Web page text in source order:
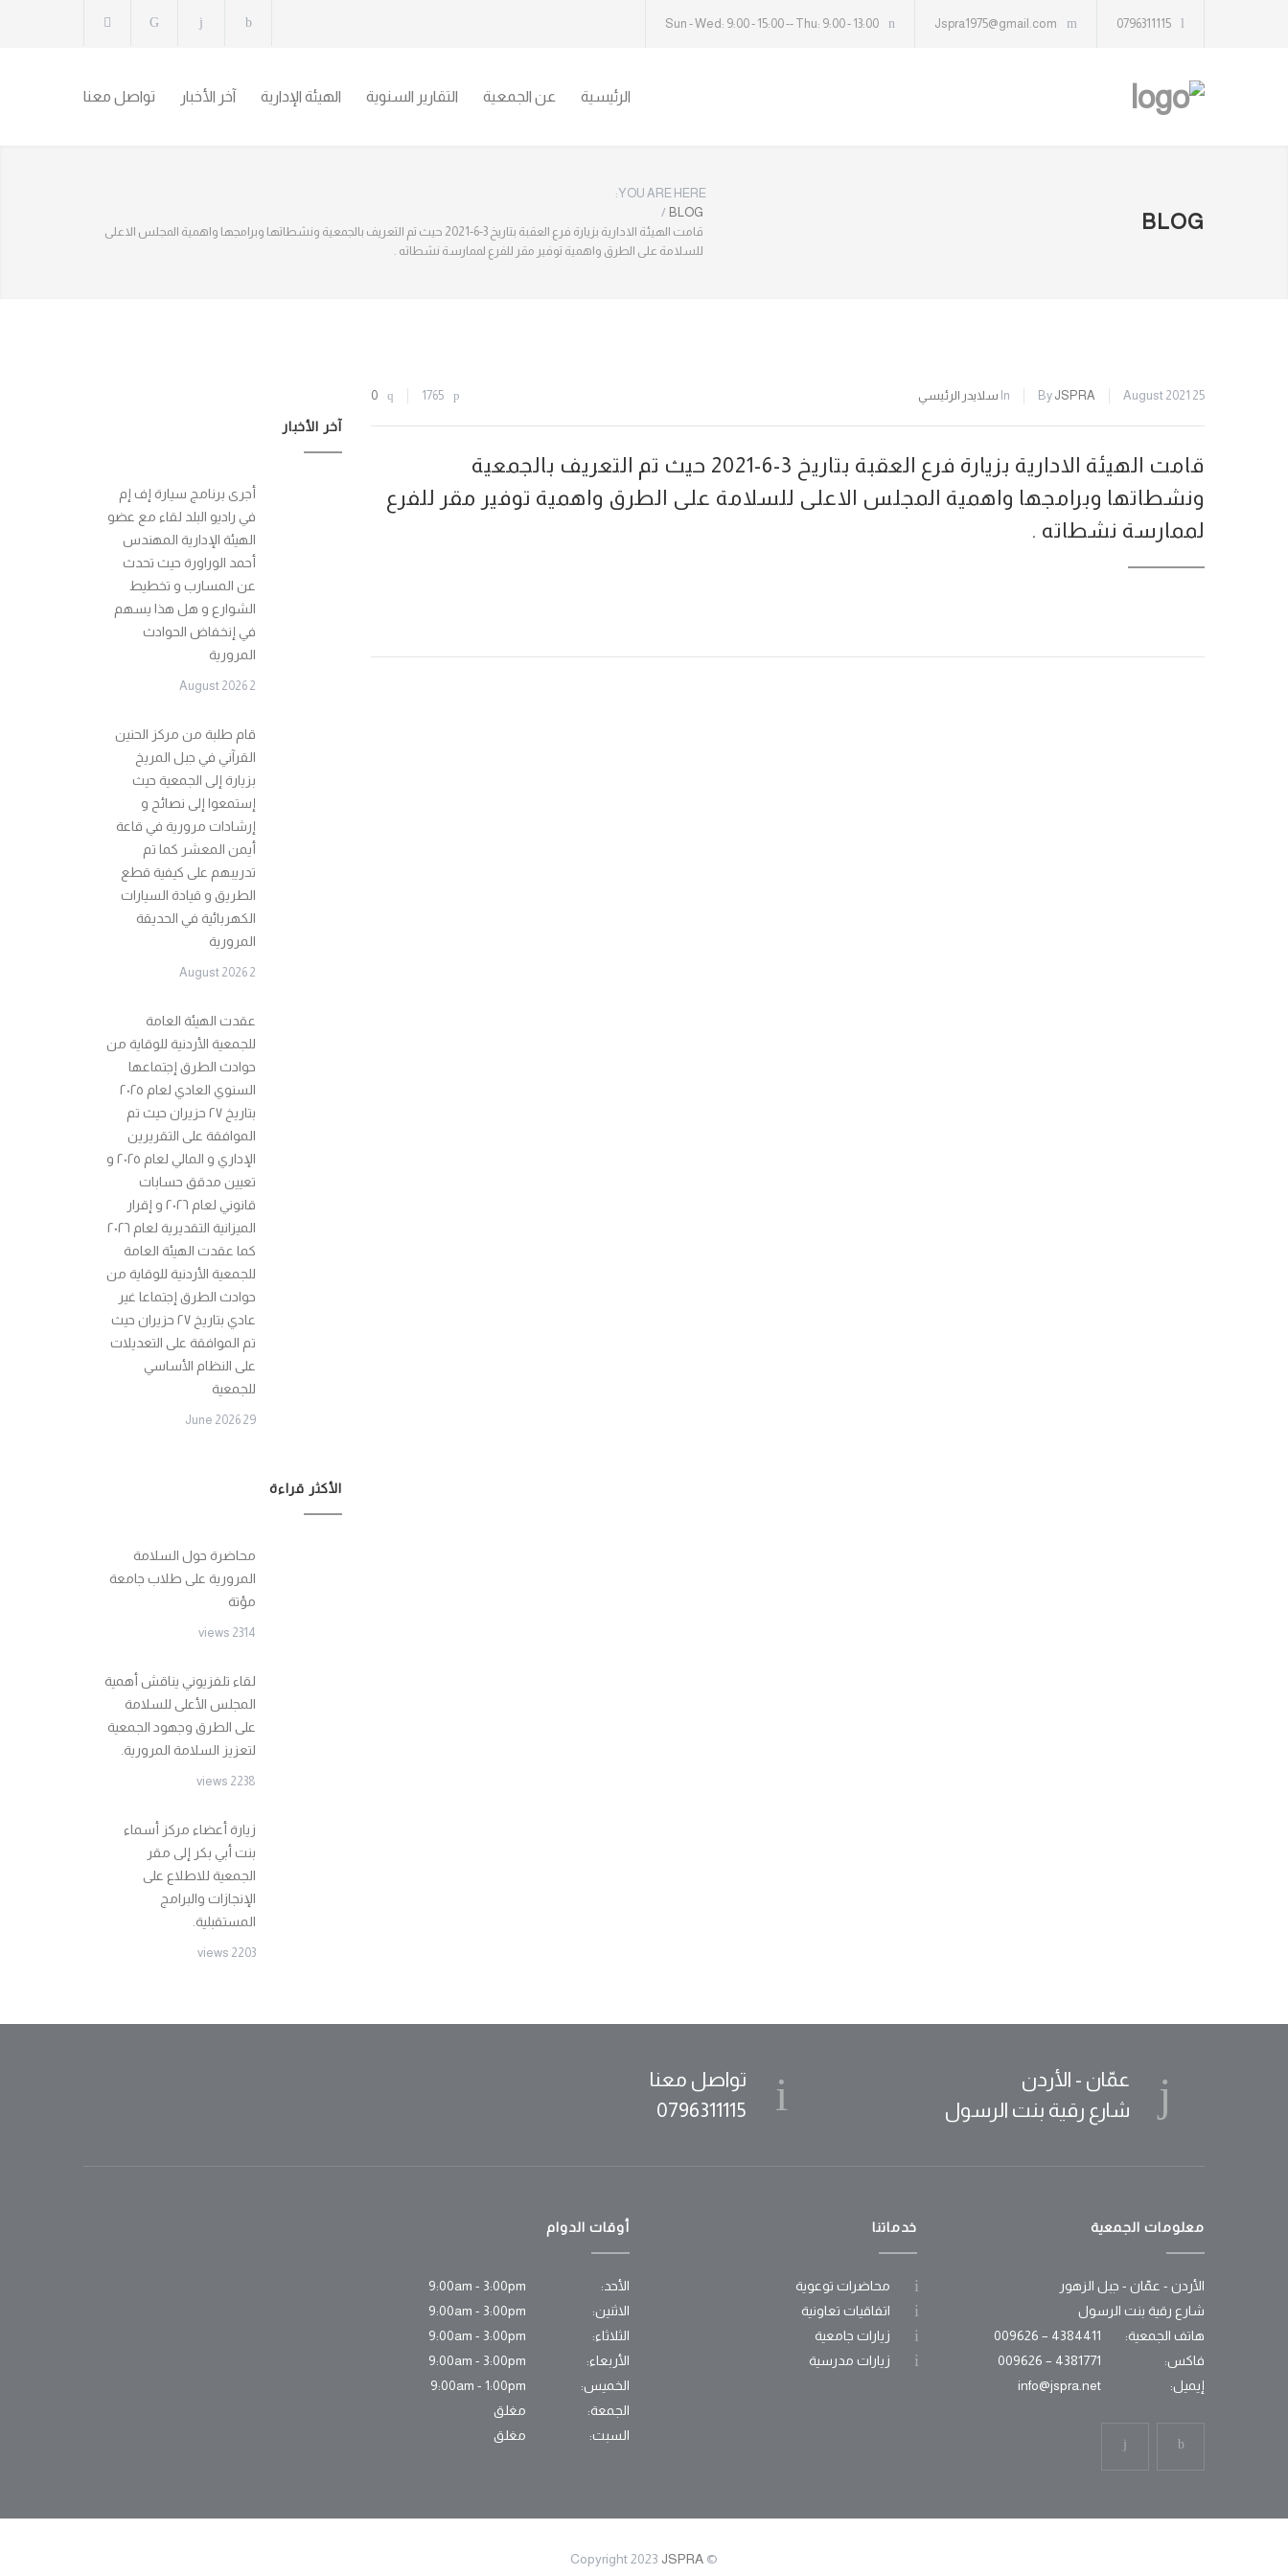
0796311115
Jspra1975@gmail.com
Sun - Wed: 9:00 - 15:00 -- Thu: 9:00 - 13:00
الرئيسية عن الجمعية التقارير السنوية الهيئة الإدارية آخر الأخبار تواصل معنا
BLOG
YOU ARE HERE:
BLOG
/
قامت الهيئة الادارية بزيارة فرع العقبة بتاريخ 3-6-2021 حيث تم التعريف بالجمعية ونشطاتها وبرامجها واهمية المجلس الاعلى
للسلامة على الطرق واهمية توفير مقر للفرع لممارسة نشطاته .
25 August 2021
By JSPRA
In سلايدر الرئيسي 1765
0
قامت الهيئة الادارية بزيارة فرع العقبة بتاريخ 3-6-2021 حيث تم التعريف بالجمعية
ونشطاتها وبرامجها واهمية المجلس الاعلى للسلامة على الطرق واهمية توفير مقر للفرع
لممارسة نشطاته .
آخر الأخبار
أجرى برنامج سيارة إف إم
في راديو البلد لقاء مع عضو
الهيئة الإدارية المهندس
أحمد الوراورة حيث تحدث
عن المسارب و تخطيط
الشوارع و هل هذا يسهم
في إنخفاض الحوادث
المرورية
2 August 2026
قام طلبة من مركز الحنين
القرآني في جبل المريخ
بزيارة إلى الجمعية حيث
إستمعوا إلى نصائح و
إرشادات مرورية في قاعة
أيمن المعشر كما تم
تدريبهم على كيفية قطع
الطريق و قيادة السيارات
الكهربائية في الحديقة
المرورية
2 August 2026
عقدت الهيئة العامة
للجمعية الأردنية للوقاية من
حوادث الطرق إجتماعها
السنوي العادي لعام ٢٠٢٥
بتاريخ ٢٧ حزيران حيث تم
الموافقة على التقريرين
الإداري و المالي لعام ٢٠٢٥ و
تعيين مدقق حسابات
قانوني لعام ٢٠٢٦ و إقرار
الميزانية التقديرية لعام ٢٠٢٦
كما عقدت الهيئة العامة
للجمعية الأردنية للوقاية من
حوادث الطرق إجتماعا غير
عادي بتاريخ ٢٧ حزيران حيث
تم الموافقة على التعديلات
على النظام الأساسي
للجمعية
29 June 2026
الأكثر قراءة
محاضرة حول السلامة
المرورية على طلاب جامعة
مؤتة
2314 views
لقاء تلفزيوني يناقش أهمية
المجلس الأعلى للسلامة
على الطرق وجهود الجمعية
لتعزيز السلامة المرورية.
2238 views
زيارة أعضاء مركز أسماء
بنت أبي بكر إلى مقر
الجمعية للاطلاع على
الإنجازات والبرامج
المستقبلية.
2203 views
عمّان - الأردن
شارع رقية بنت الرسول
تواصل معنا
0796311115
معلومات الجمعية
الأردن - عمّان - جبل الزهور
شارع رقية بنت الرسول
هاتف الجمعية:
4384411 – 009626
فاكس:
4381771 – 009626
إيميل:
info@jspra.net
خدماتنا
محاضرات توعوية
اتفاقيات تعاونية
زيارات جامعية
زيارات مدرسية
أوقات الدوام
الأحد:
9:00am - 3:00pm
الاثنين:
9:00am - 3:00pm
الثلاثاء:
9:00am - 3:00pm
الأربعاء:
9:00am - 3:00pm
الخميس:
9:00am - 1:00pm
الجمعة:
مغلق
السبت:
مغلق
© Copyright 2023
JSPRA